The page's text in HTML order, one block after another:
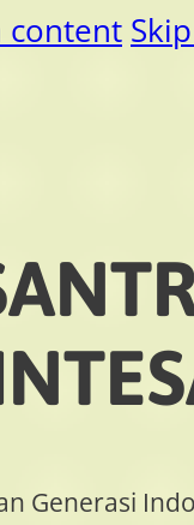
content
Generasi